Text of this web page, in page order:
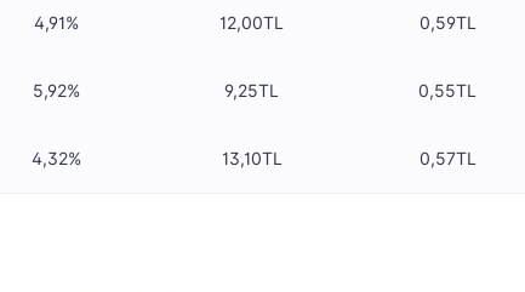
4,91% 12,00TL 0,59TL
5,92% 9,25TL 0,55TL
4,32% 13,10TL 0,57TL